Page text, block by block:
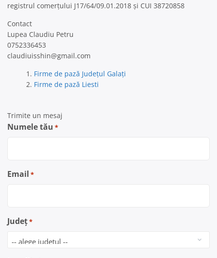
registrul comerțului J17/64/09.01.2018 și CUI 38720858
Contact
Lupea Claudiu Petru
0752336453
claudiuisshin@gmail.com
Firme de pază Județul Galați
Firme de pază Liesti
Trimite un mesaj
Numele tău *
Email *
Județ*